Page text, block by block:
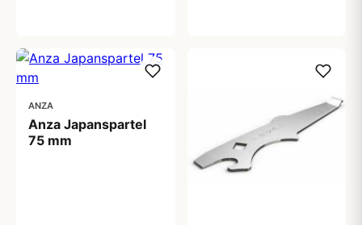
ANZA
Anza Japanspartel
75 mm